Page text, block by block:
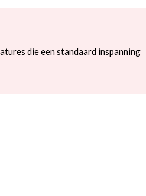
die een standaard inspanning